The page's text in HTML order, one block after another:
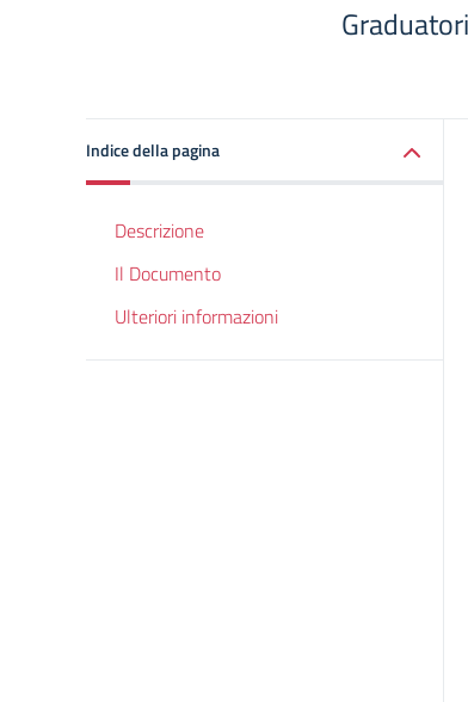
Indice della pagina
Descrizione
Il Documento
Ulteriori informazioni